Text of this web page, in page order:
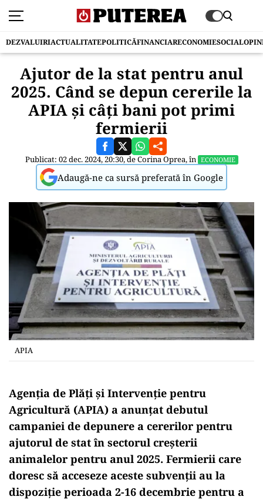
DEZVALUIRIACTUALITATEPOLITICĂFINANCIARECONOMIESOCIAL
Ajutor de la stat pentru anul
2025. Când se depun cererile la
APIA și câți bani pot primi
fermierii
Publicat: 02 dec. 2024, 20:30, deCorina Oprea, în ECONOMIE
Adaugă-ne ca sursă preferată în Google
APIA
Agenția de Plăți și Intervenție pentru
Agricultură (APIA) a anunțat debutul
campaniei de depunere a cererilor pentru
ajutorul de stat în sectorul creșterii
animalelor pentru anul 2025. Fermierii care
doresc să acceseze aceste subvenții au la
dispoziție perioada 2-16 decembrie pentru a